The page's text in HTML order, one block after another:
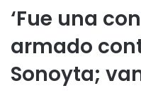
‘Fue una
armado
Sonoyta;